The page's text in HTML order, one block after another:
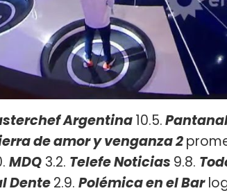
Argentina10.5.
de amor y venganza 2
MDQ 3.2. Telefe Noticias 9.8.
Dente2.9. Polémica en el Bar